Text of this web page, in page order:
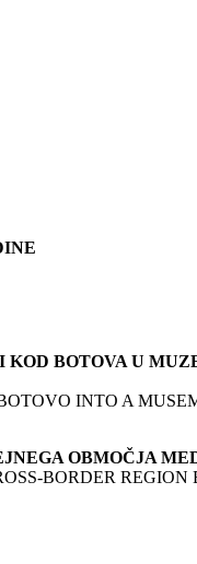
BOTOVA U
INTO A
OBMOČJA
BORDER